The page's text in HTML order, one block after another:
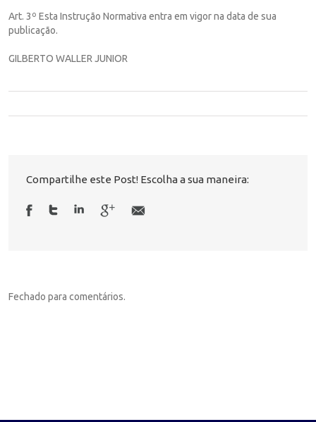
Art. 3º Esta Instrução Normativa entra em vigor na data de sua
publicação.
GILBERTO WALLER JUNIOR
Compartilhe este Post! Escolha a sua maneira:
Fechado para comentários.